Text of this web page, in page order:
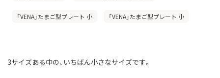
「VENA」たまご型プレート 小 「VENA」たまご型プレート 小
3サイズある中の、いちばん小さなサイズです。